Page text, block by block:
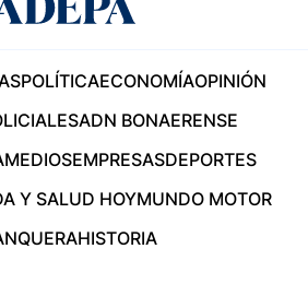
POLÍTICAECONOMÍAOPINIÓN
ADN BONAERENSE
MEDIOSEMPRESASDEPORTES
Y SALUD HOYMUNDO MOTOR
HISTORIA